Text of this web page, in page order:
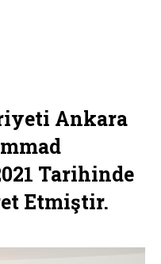
Ankara
Tarihinde
Etmiştir.